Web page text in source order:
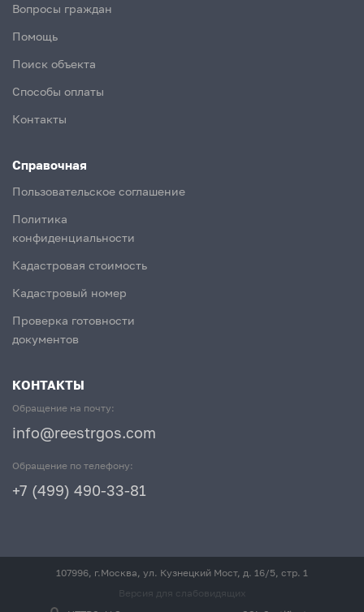
Вопросы граждан
Помощь
Поиск объекта
Способы оплаты
Контакты
Справочная
Пользовательское соглашение
Политика
конфиденциальности
Кадастровая стоимость
Кадастровый номер
Проверка готовности
документов
КОНТАКТЫ
Обращение на почту:
info@reestrgos.com
Обращение по телефону:
+7 (499) 490-33-81
107996, г.Москва, ул. Кузнецкий Мост, д. 16/5, стр. 1
Версия для слабовидящих